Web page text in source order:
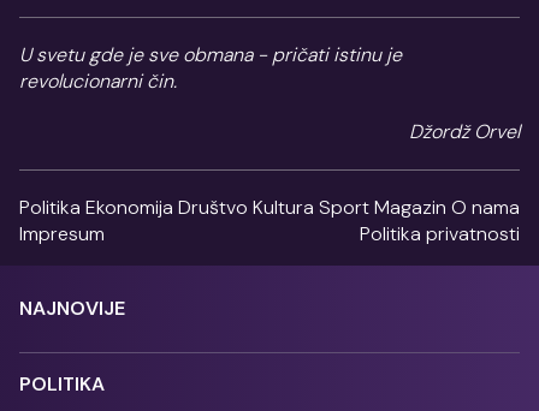
U svetu gde je sve obmana - pričati istinu je
revolucionarni čin.
Džordž Orvel
Politika Ekonomija Društvo Kultura SportMagazin O nama
Impresum
Politika privatnosti
NAJNOVIJE
POLITIKA